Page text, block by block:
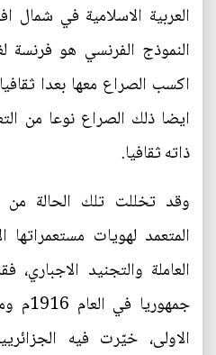
العربية الاسلامية في شمال
النموذج الفرنسي هو فرنسة
اكسب الصراع معها بعدا
ايضا ذلك الصراع نوعا من
ذاته ثقافيا.
وقد تخللت تلك الحالة من
المتعمد لهويات مستعمراتها
العاملة والتجنيد
الاولى، خيّرت فيه